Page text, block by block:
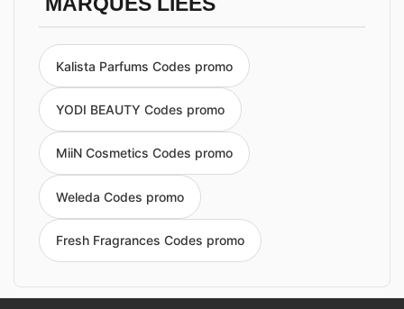
Kalista Parfums Codes promo
YODI BEAUTY Codes promo
MiiN Cosmetics Codes promo
Weleda Codes promo
Fresh Fragrances Codes promo